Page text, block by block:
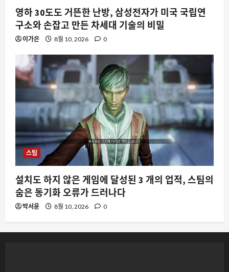
영하 30도도 거뜬한 난방, 삼성전자가 미국 국립연
구소와 손잡고 만든 차세대 기술의 비밀
이가은 8월 10, 2026 0
스팀
설치도 하지 않은 게임에 달성된 3 개의 업적, 스팀의
숨은 동기화 오류가 드러나다
박서윤 8월 10, 2026 0